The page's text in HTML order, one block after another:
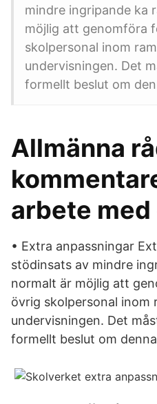
mindre ingripande ka­
möjlig att genomföra
skolpersonal inom
undervisningen. Det
formellt beslut om
Allmänna
arbete
• Extra anpassningar
stödinsats av mindre
normalt är möjlig att
övrig skolpersonal inom
undervisningen. Det
formellt beslut om